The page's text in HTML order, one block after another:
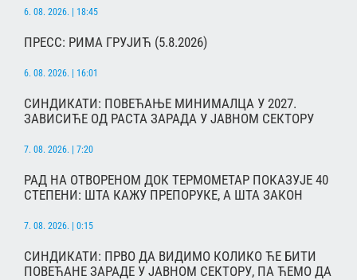
6. 08. 2026. | 18:45
ПРЕСС: РИМА ГРУЈИЋ (5.8.2026)
6. 08. 2026. | 16:01
СИНДИКАТИ: ПОВЕЋАЊЕ МИНИМАЛЦА У 2027.
ЗАВИСИЋЕ ОД РАСТА ЗАРАДА У ЈАВНОМ СЕКТОРУ
7. 08. 2026. | 7:20
РАД НА ОТВОРЕНОМ ДОК ТЕРМОМЕТАР ПОКАЗУЈЕ 40
СТЕПЕНИ: ШТА КАЖУ ПРЕПОРУКЕ, А ШТА ЗАКОН
7. 08. 2026. | 0:15
СИНДИКАТИ: ПРВО ДА ВИДИМО КОЛИКО ЋЕ БИТИ
ПОВЕЋАНЕ ЗАРАДЕ У ЈАВНОМ СЕКТОРУ, ПА ЋЕМО ДА